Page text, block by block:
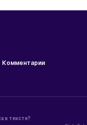
Комментарии
в тексте?